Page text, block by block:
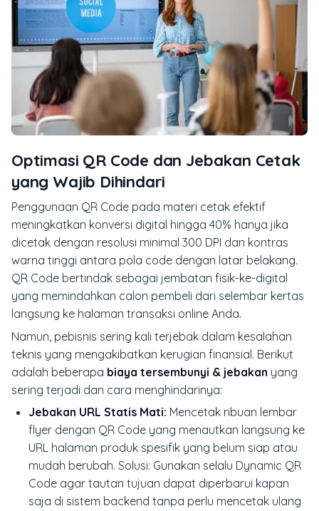
Optimasi QR Code dan Jebakan Cetak
yang Wajib Dihindari
Penggunaan QR Code pada materi cetak efektif
meningkatkan konversi digital hingga 40% hanya jika
dicetak dengan resolusi minimal 300 DPI dan kontras
warna tinggi antara pola code dengan latar belakang.
QR Code bertindak sebagai jembatan fisik-ke-digital
yang memindahkan calon pembeli dari selembar kertas
langsung ke halaman transaksi online Anda.
Namun, pebisnis sering kali terjebak dalam kesalahan
teknis yang mengakibatkan kerugian finansial. Berikut
adalah beberapa biaya tersembunyi & jebakan yang
sering terjadi dan cara menghindarinya:
Jebakan URL Statis Mati: Mencetak ribuan lembar
flyer dengan QR Code yang menautkan langsung ke
URL halaman produk spesifik yang belum siap atau
mudah berubah. Solusi: Gunakan selalu Dynamic QR
Code agar tautan tujuan dapat diperbarui kapan
saja di sistem backend tanpa perlu mencetak ulang